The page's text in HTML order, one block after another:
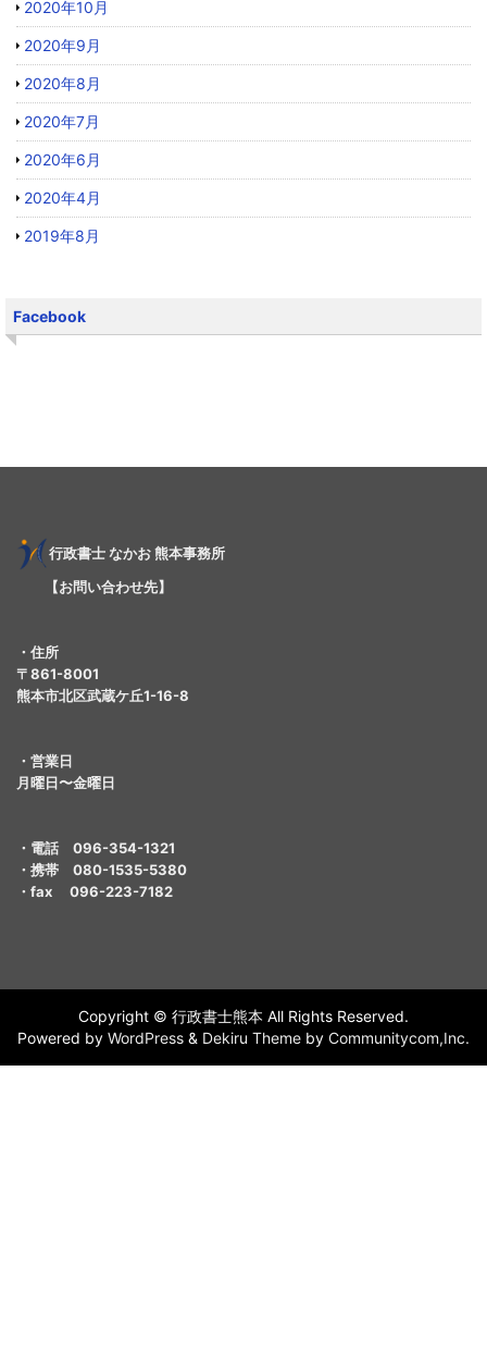
2020年10月
2020年9月
2020年8月
2020年7月
2020年6月
2020年4月
2019年8月
Facebook
行政書士なかお 熊本事務所
【お問い合わせ先】
・住所
〒861-8001
熊本市北区武蔵ケ丘1-16-8
・営業日
月曜日〜金曜日
・電話 096-354-1321
・携帯 080-1535-5380
・fax 096-223-7182
Copyright © 行政書士熊本 All Rights Reserved.
Powered by WordPress & Dekiru Theme by Communitycom,Inc.